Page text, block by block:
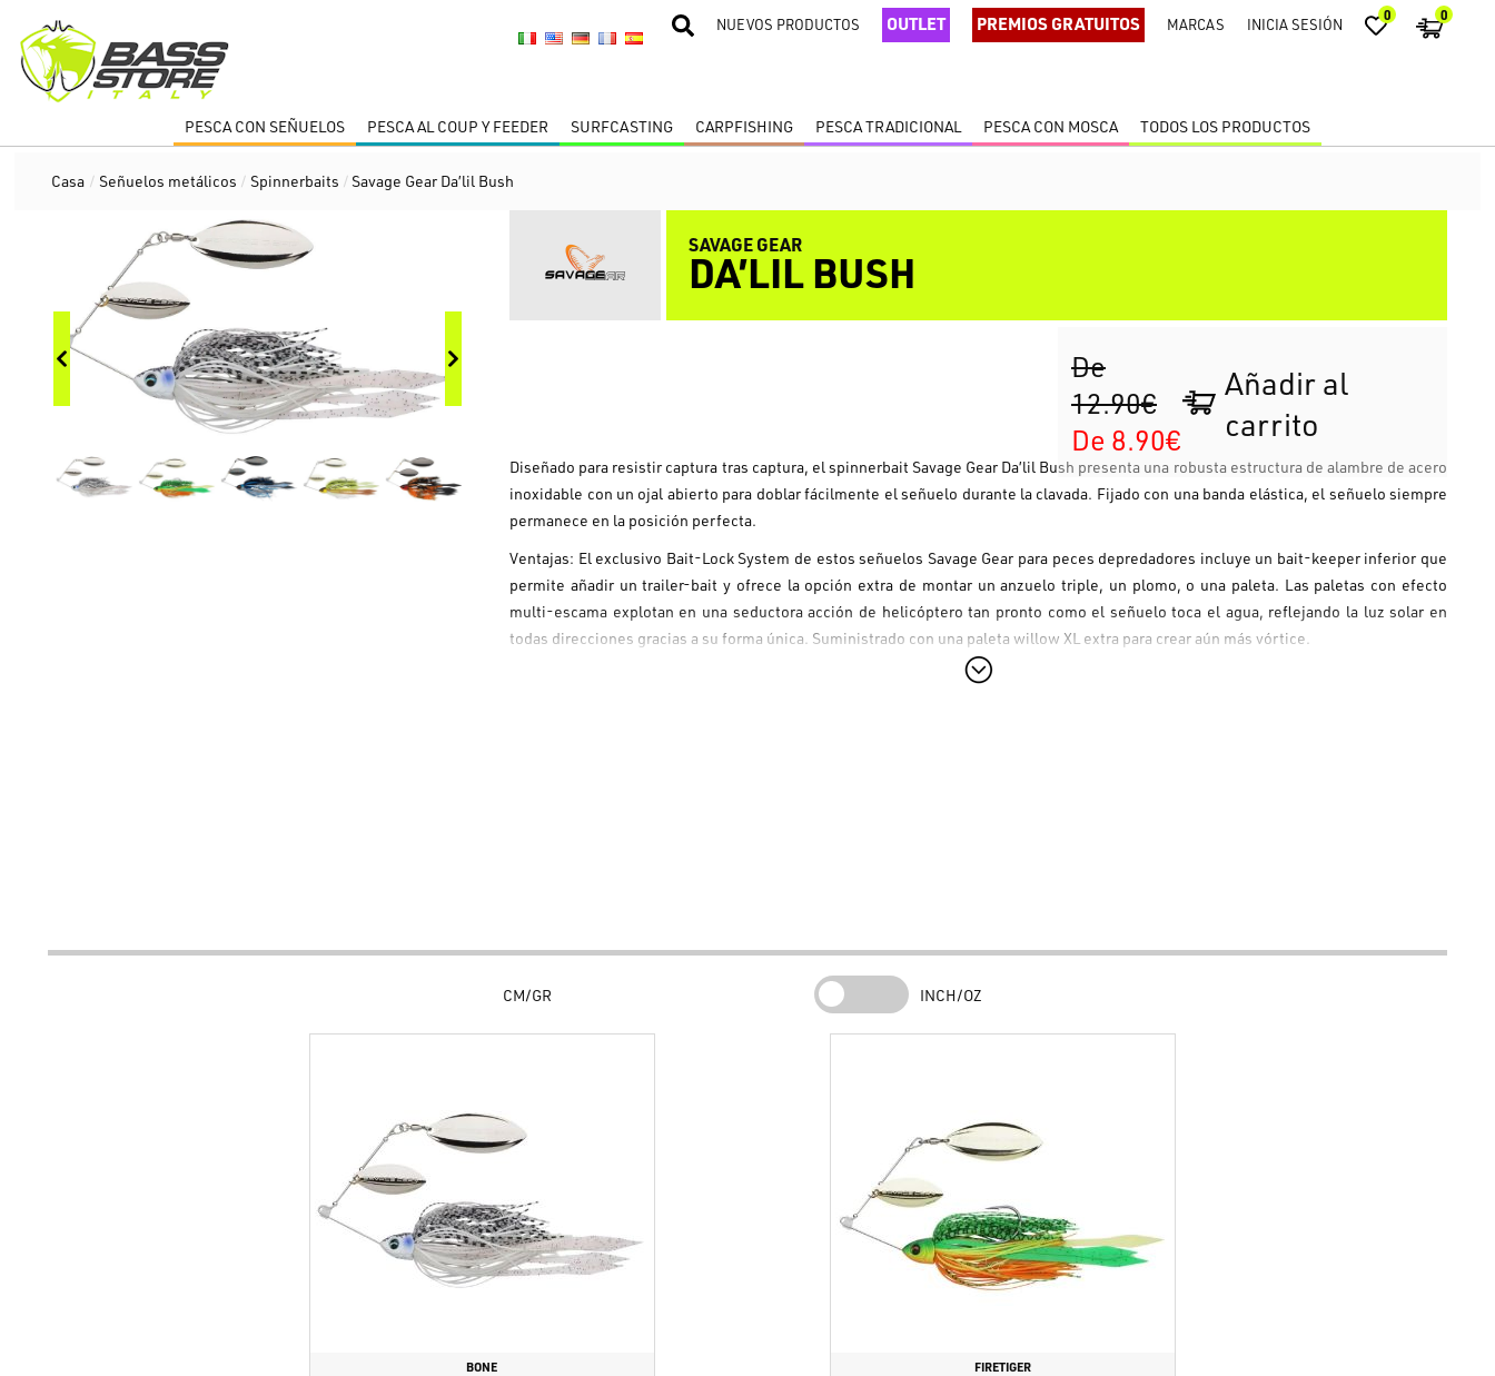
NUEVOS PRODUCTOS OUTLET PREMIOS GRATUITOS MARCAS INICIA SESIÓN 0 0
PESCA CON SEÑUELOS PESCA AL COUP Y FEEDER SURFCASTING CARPFISHING PESCA TRADICIONAL PESCA CON MOSCA TODOS LOS PRODUCTOS
Casa / Señuelos metálicos / Spinnerbaits /Savage Gear Da’lil Bush
SAVAGE GEAR
DA’LIL BUSH
De
12.90€
De 8.90€
Añadir al
carrito
Diseñado para resistir captura tras captura, el spinnerbait Savage Gear Da’lil Bush presenta una robusta estructura de alambre de acero
inoxidable con un ojal abierto para doblar fácilmente el señuelo durante la clavada. Fijado con una banda elástica, el señuelo siempre
permanece en la posición perfecta.
Ventajas: El exclusivo Bait-Lock System de estos señuelos Savage Gear para peces depredadores incluye un bait-keeper inferior que
permite añadir un trailer-bait y ofrece la opción extra de montar un anzuelo triple, un plomo, o una paleta. Las paletas con efecto
multi-escama explotan en una seductora acción de helicóptero tan pronto como el señuelo toca el agua, reflejando la luz solar en
todas direcciones gracias a su forma única. Suministrado con una paleta willow XL extra para crear aún más vórtice.
Target fish: recomendado para todos los peces depredadores como black bass, lucio, lucioperca, perca.
CM/GR INCH/OZ
BONE FIRETIGER